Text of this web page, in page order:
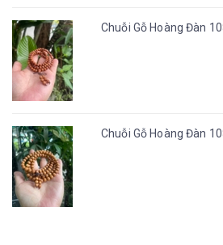
Chuỗi Gỗ Hoàng Đàn
Chuỗi Gỗ Hoàng Đàn